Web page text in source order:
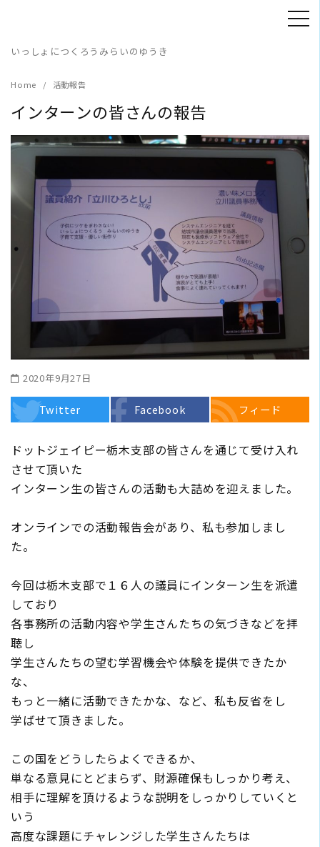
content
いっしょにつくろうみらいのゆうき
Home 活動報告
インターンの皆さんの報告
2020年9月27日
Twitter Facebook フィード
ドットジェイピー栃木支部の皆さんを通じて受け入れ
させて頂いた
インターン生の皆さんの活動も大詰めを迎えました。
オンラインでの活動報告会があり、私も参加しまし
た。
今回は栃木支部で１６人の議員にインターン生を派遣
しており
各事務所の活動内容や学生さんたちの気づきなどを拝
聴し
学生さんたちの望む学習機会や体験を提供できたか
な、
もっと一緒に活動できたかな、など、私も反省をし
学ばせて頂きました。
この国をどうしたらよくできるか、
単なる意見にとどまらず、財源確保もしっかり考え、
相手に理解を頂けるような説明をしっかりしていくと
いう
高度な課題にチャレンジした学生さんたちは